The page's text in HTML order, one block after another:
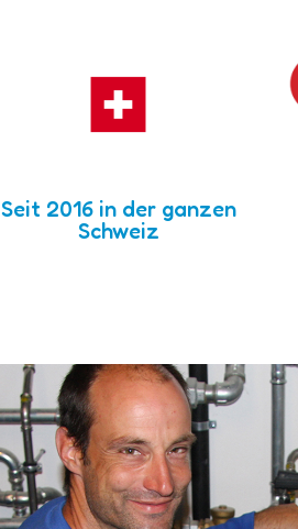
Seit 2016 in der ganzen
Schweiz